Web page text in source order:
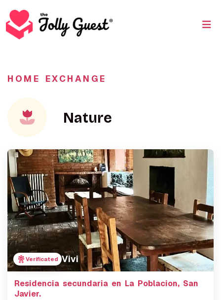
HOME EXCHANGE
Nature
Verificated Vivi
Residencia secundaria en La Poblacion, San
Javier.